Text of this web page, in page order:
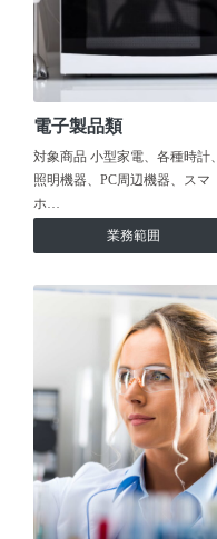
電子製品類
対象商品 小型家電、各種時計、
照明機器、PC周辺機器、スマ
ホ…
業務範囲